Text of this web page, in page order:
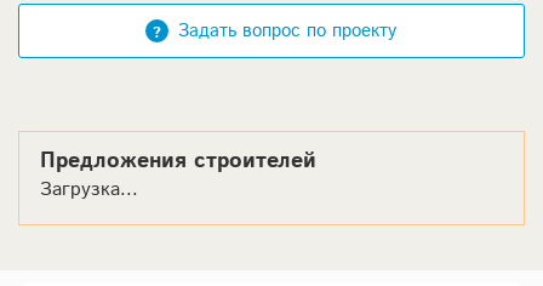
Задать вопрос по проекту
Предложения строителей
Загрузка...